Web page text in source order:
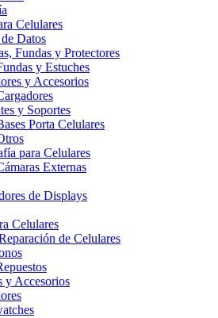
Celulares
Datos
Fundas y Protectores
y Estuches
y Accesorios
y Soportes
Porta Celulares
para Celulares
Externas
de Displays
Celulares
de Celulares
y Accesorios